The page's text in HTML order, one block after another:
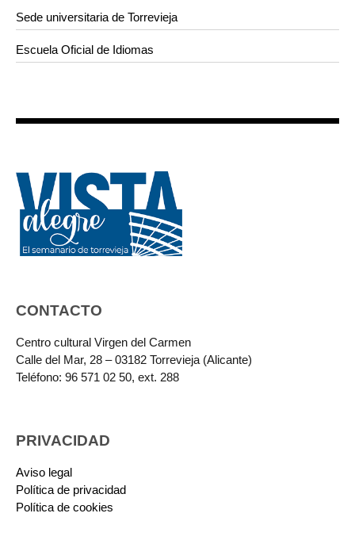
Sede universitaria de Torrevieja
Escuela Oficial de Idiomas
CONTACTO
Centro cultural Virgen del Carmen
Calle del Mar, 28 – 03182 Torrevieja (Alicante)
Teléfono: 96 571 02 50, ext. 288
PRIVACIDAD
Aviso legal
Política de privacidad
Política de cookies